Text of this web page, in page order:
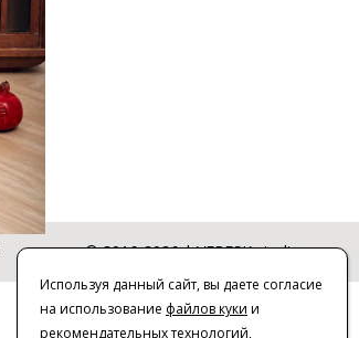
© 2016-2026 | VERESK studio
Используя данный сайт, вы даете согласие
на использование файлов куки и
рекомендательных технологий,